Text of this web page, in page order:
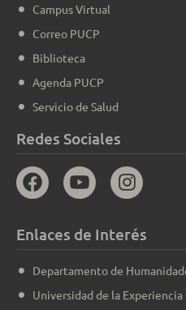
Campus Virtual
Correo PUCP
Biblioteca
Agenda PUCP
Servicio de Salud
Redes Sociales
Enlaces de Interés
Departamento de
Universidad de la Experiencia